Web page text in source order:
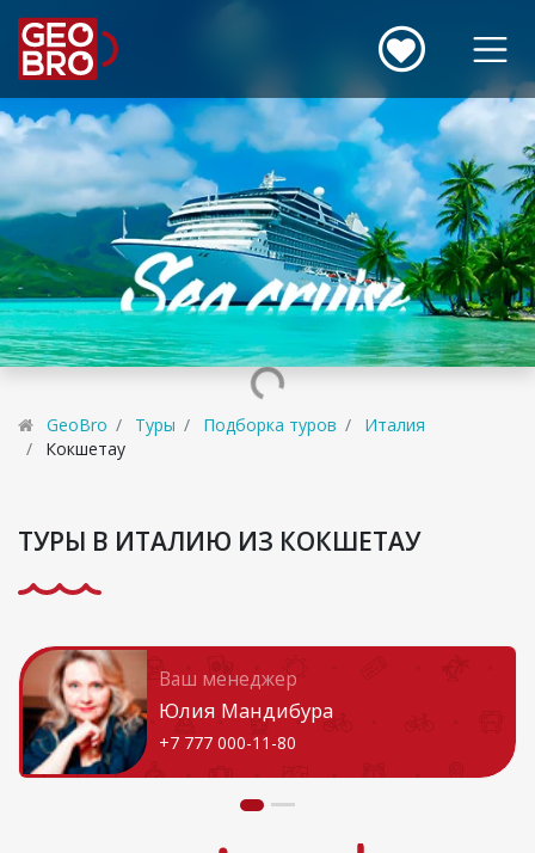
GeoBro Туры Подборка туров
Италия
Кокшетау
ТУРЫ В ИТАЛИЮ ИЗ КОКШЕТАУ
Ваш менеджер
Юлия Мандибура
+7 777 000-11-80